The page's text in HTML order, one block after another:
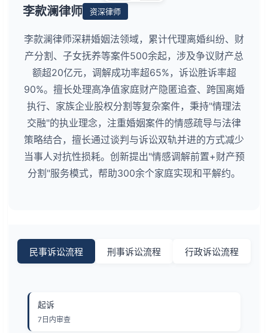
李款澜律师 资深律师
李款澜律师深耕婚姻法领域，累计代理离婚纠纷、财
产分割、子女抚养等案件500余起，涉及争议财产总
额超20亿元，调解成功率超65%，诉讼胜诉率超
90%。擅长处理高净值家庭财产隐匿追查、跨国离婚
执行、家族企业股权分割等复杂案件，秉持"情理法
交融"的执业理念，注重婚姻案件的情感疏导与法律
策略结合，擅长通过谈判与诉讼双轨并进的方式减少
当事人对抗性损耗。创新提出"情感调解前置+财产预
分割"服务模式，帮助300余个家庭实现和平解约。
民事诉讼流程 刑事诉讼流程 行政诉讼流程
起诉
7日内审查